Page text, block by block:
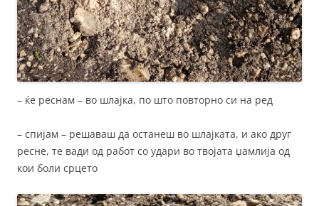
– ќе реснам – во шлајка, по што повторно си на ред
– спијам – решаваш да останеш во шлајката, и ако друг
ресне, те вади од работ со удари во твојата џамлија од
кои боли срцето